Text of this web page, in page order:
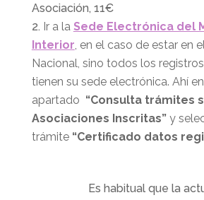
Asociación, 11€
Ir ala Sede Electrónica del
Interior, en el caso de estar en
Nacional, sino todos los
tienen su sede electrónica. Ahí
apartado “Consulta trámites
Asociaciones Inscritas” y
trámite “Certificado datos
Es habitual que la